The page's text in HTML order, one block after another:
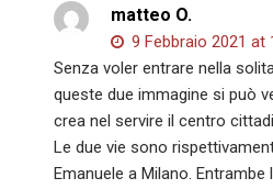
matteo O.
9 Febbraio 2021 at
Senza voler entrare nella
queste due immagine si può
crea nel servire il centro
Le due vie sono
Emanuele a Milano.